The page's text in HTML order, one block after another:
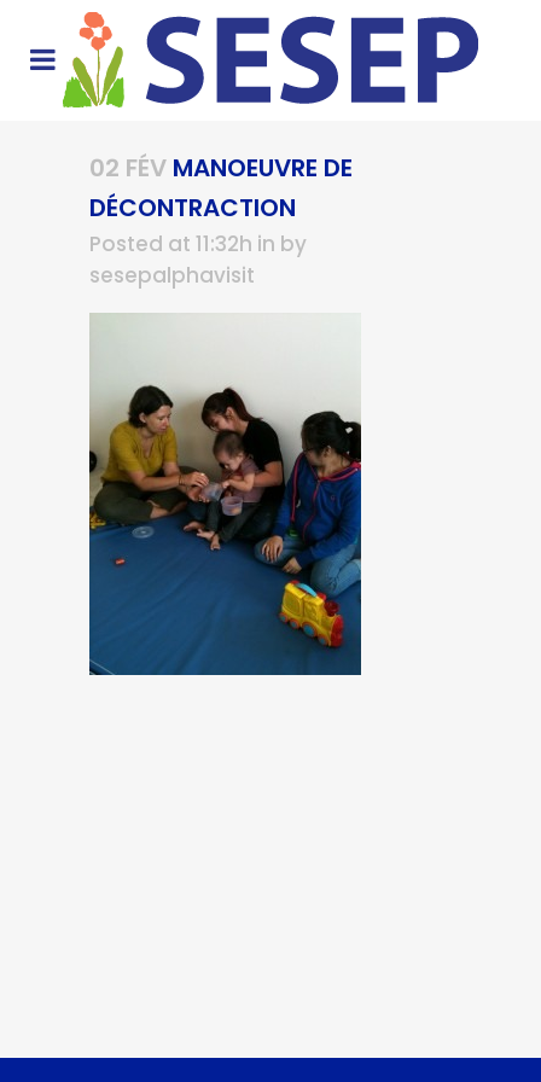
02 FÉV MANOEUVRE DE
DÉCONTRACTION
Posted at 11:32h in by
sesepalphavisit